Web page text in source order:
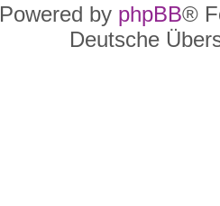
Powered by phpBB®
Deutsche